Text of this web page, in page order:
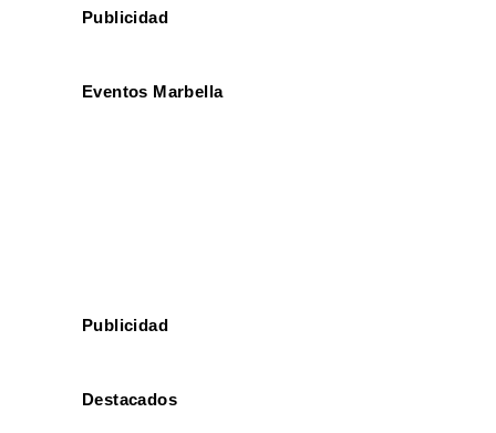
Publicidad
Eventos Marbella
Publicidad
Destacados